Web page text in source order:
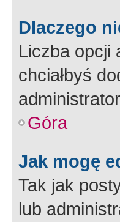
Dlaczego
Liczba opcji
chciałbyś
Góra
Jak mogę
Tak jak
lub